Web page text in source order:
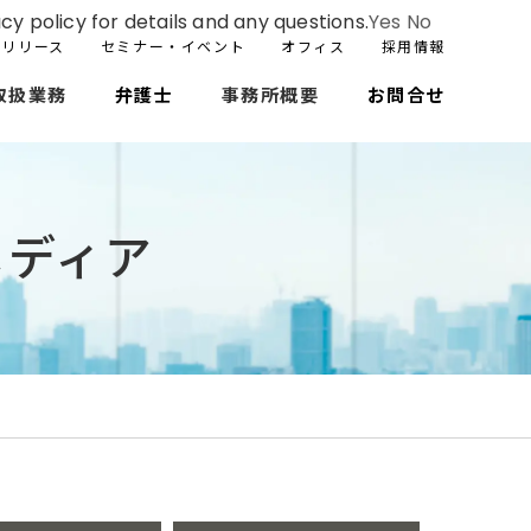
リース セミナー・イベント オフィス 採用情報
扱業務 弁護士 事務所概要 お問合せ
ィア
policy for details and any questions.Yes No